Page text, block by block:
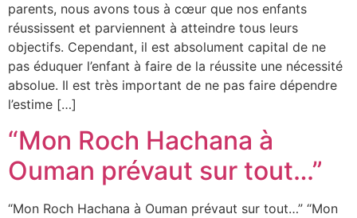
parents, nous avons tous à cœur que nos enfants
réussissent et parviennent à atteindre tous leurs
objectifs. Cependant, il est absolument capital de ne
pas éduquer l’enfant à faire de la réussite une nécessité
absolue. Il est très important de ne pas faire dépendre
l’estime […]
“Mon Roch Hachana à
Ouman prévaut sur tout…”
“Mon Roch Hachana à Ouman prévaut sur tout…” “Mon